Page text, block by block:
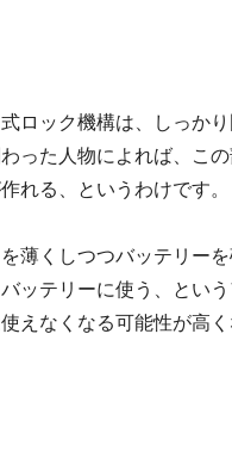
ロック機構は、しっか
った人物によれば、こ
れる、というわけです。
薄くしつつバッテリー
ッテリーに使う、とい
えなくなる可能性が高